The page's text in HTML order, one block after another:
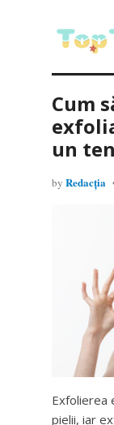
Cum
un
by Redacția
Exfolierea
pielii, iar